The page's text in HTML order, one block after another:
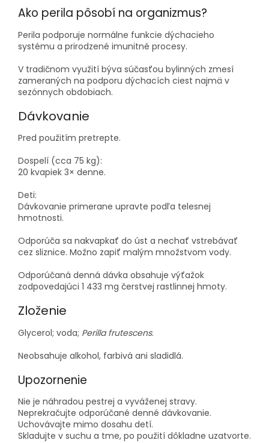
Ako perila pôsobí na organizmus?
Perila podporuje normálne funkcie dýchacieho
systému a prirodzené imunitné procesy.
V tradičnom využití býva súčasťou bylinných zmesí
zameraných na podporu dýchacích ciest najmä v
sezónnych obdobiach.
Dávkovanie
Pred použitím pretrepte.
Dospelí (cca 75 kg):
20 kvapiek 3× denne.
Deti:
Dávkovanie primerane upravte podľa telesnej
hmotnosti.
Odporúča sa nakvapkať do úst a nechať vstrebávať
cez sliznice. Možno zapiť malým množstvom vody.
Odporúčaná denná dávka obsahuje výťažok
zodpovedajúci 1 433 mg čerstvej rastlinnej hmoty.
Zloženie
Glycerol; voda; Perilla frutescens.
Neobsahuje alkohol, farbivá ani sladidlá.
Upozornenie
Nie je náhradou pestrej a vyváženej stravy.
Neprekračujte odporúčané denné dávkovanie.
Uchovávajte mimo dosahu detí.
Skladujte v suchu a tme, po použití dôkladne uzatvorte.